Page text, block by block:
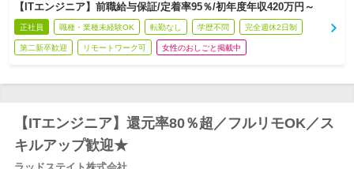
【ITエンジニア】前職給与保証/定着率95％/初年度年収420万円～
正社員 職種・業種未経験OK 転勤なし 学歴不問 完全週休2日制
第二新卒歓迎 リモートワーク可 女性のおしごと掲載中
【ITエンジニア】還元率80％超／フルリモOK／ス
キルアップ歓迎★
ラッドステイト株式会社